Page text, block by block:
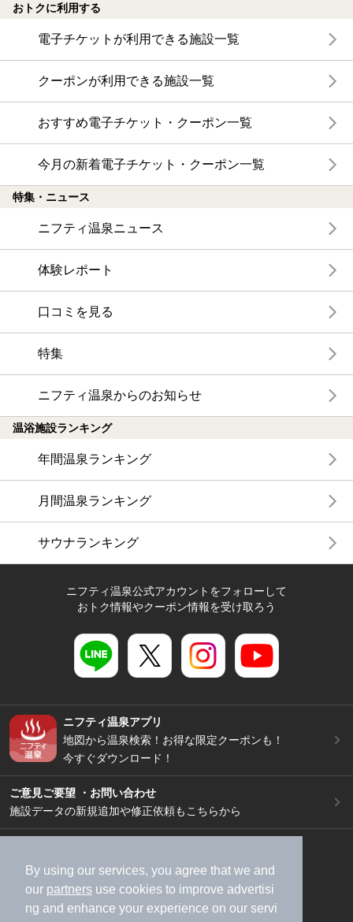
By using our services, you agree that we and
our partners use cookies to improve advertisi
ng and enhance your experience on our servi
おトクに利用する
電子チケットが利用できる施設一覧
クーポンが利用できる施設一覧
おすすめ電子チケット・クーポン一覧
今月の新着電子チケット・クーポン一覧
特集・ニュース
ニフティ温泉ニュース
体験レポート
口コミを見る
特集
ニフティ温泉からのお知らせ
温浴施設ランキング
年間温泉ランキング
月間温泉ランキング
サウナランキング
ニフティ温泉公式アカウントをフォローして
おトク情報やクーポン情報を受け取ろう
ニフティ温泉アプリ
地図から温泉検索！お得な限定クーポンも！
今すぐダウンロード！
ご意見ご要望 ・お問い合わせ
施設データの新規追加や修正依頼もこちらから
加盟店募集（資料請求）
広告出稿のご案内
利用規約
ライフスタイルMEMBERS+規約
特定商取引法に基づく表記
ヘルプ 採用情報